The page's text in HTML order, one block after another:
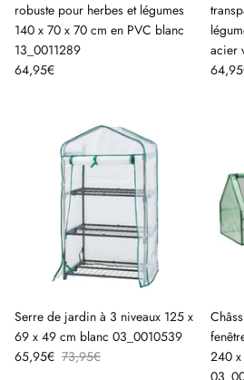
robuste pour herbes et légumes
140 x 70 x 70 cm en PVC blanc
13_0011289
64,95€
acier
Serre de jardin à 3 niveaux 125 x
69 x 49 cm blanc 03_0010539
65,95€ 73,95€
240